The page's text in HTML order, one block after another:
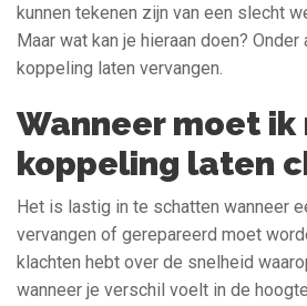
kunnen tekenen zijn van een slecht
Maar wat kan je hieraan doen?
koppeling laten vervangen.
Wanneer moet ik
koppeling laten
Het is lastig in te schatten wanneer
vervangen of gerepareerd moet
klachten hebt over de snelheid
wanneer je verschil voelt in de